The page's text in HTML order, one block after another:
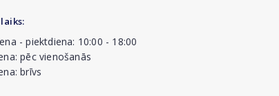
- piektdiena: 10:00 - 18:00
pēc vienošanās
brīvs